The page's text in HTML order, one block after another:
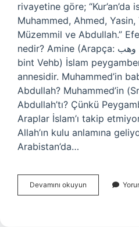
rivayetine göre; “Kur’an’da
Muhammed, Ahmed,
Müzemmil ve Abdullah.”
nedir? Amine (Arapça: آمنة بنت وهب; tam adı Amine
bint Vehb) İslam
annesidir. Muhammed’in
Abdullah? Muhammed’in
Abdullah’tı? Çünkü
Araplar İslam’ı takip
Allah’ın kulu anlamına
Arabistan’da…
Devamını okuyun Efendimizin
Babasının